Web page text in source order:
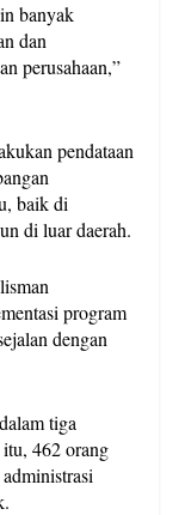
banyak
dan
perusahaan,”
pendataan
baik di
di luar daerah.
program
dengan
tiga
462 orang